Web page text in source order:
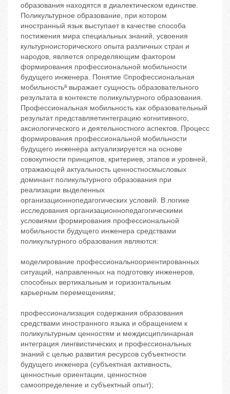
образования находятся в диалектическом единстве.
Поликультурное образование, при котором
иностранный язык выступает в качестве способа
постижения мира специальных знаний, усвоения
культурноисторического опыта различных стран и
народов, является определяющим фактором
формирования профессиональной мобильности
будущего инженера. Понятие ©профессиональная
мобильностьª выражает сущность образовательного
результата в контексте поликультурного образования.
Профессиональная мобильность как образовательный
результат представляетинтеграцию когнитивного,
аксиологического и деятельностного аспектов. Процесс
формирования профессиональной мобильности
будущего инженера актуализируется на основе
совокупности принципов, критериев, этапов и уровней,
отражающей актуальность ценностносмысловых
доминант поликультурного образования при
реализации выделенных
организационнопедагогических условий. В логике
исследования организационнопедагогическими
условиями формирования профессиональной
мобильности будущего инженера средствами
поликультурного образования являются:
моделирование профессиональноориентированных
ситуаций, направленных на подготовку инженеров,
способных вертикальным и горизонтальным
карьерным перемещениям;
профессионализация содержания образования
средствами иностранного языка и обращением к
поликультурным ценностям и междисциплинарная
интеграция лингвистических и профессиональных
знаний с целью развития ресурсов субъектности
будущего инженера (субъектная активность,
ценностные ориентации, ценностное
самоопределение и субъектный опыт);